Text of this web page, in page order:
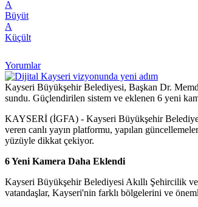
A
Büyüt
A
Küçült
Yorumlar
Kayseri Büyükşehir Belediyesi, Başkan Dr.
sundu. Güçlendirilen sistem ve eklenen 6 yeni
KAYSERİ (İGFA) - Kayseri Büyükşehir
veren canlı yayın platformu, yapılan
yüzüyle dikkat çekiyor.
6 Yeni Kamera Daha Eklendi
Kayseri Büyükşehir Belediyesi Akıllı Şehircilik ve
vatandaşlar, Kayseri'nin farklı bölgelerini ve